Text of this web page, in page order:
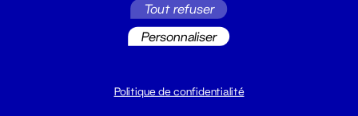
billetterie@leGrandT.fr
Tout refuser
Personnaliser
Politique de confidentialité